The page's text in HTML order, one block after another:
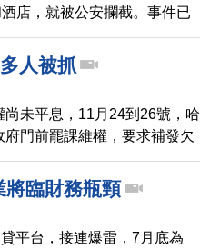
店，就被公安攔截。事件已
凸顯了中共政府恐懼，老百
要 全力維穩。
人被抓
未平息，11月24到26號，哈
門前罷課維權，要求補發欠
。至少30名教師被警方抓
將臨財務瓶頸
平台，接連爆雷，7月底為